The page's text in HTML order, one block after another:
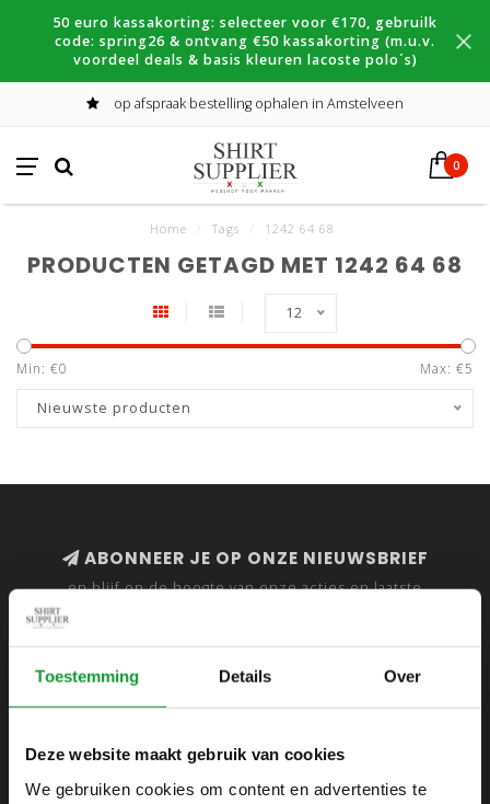
Toestemming Details Over
Deze website maakt gebruik van cookies
We gebruiken cookies om content en advertenties te
50 euro kassakorting: selecteer voor €170, gebruilk
code: spring26 & ontvang €50 kassakorting (m.u.v.
voordeel deals & basis kleuren lacoste polo´s)
op afspraak bestelling ophalen in Amstelveen
0
Home Tags 1242 64 68
PRODUCTEN GETAGD MET 1242 64 68
12
Min: €0 Max: €5
Nieuwste producten
ABONNEER JE OP ONZE NIEUWSBRIEF
en blijf op de hoogte van onze acties en laatste
SHIRTSUPPLIER.NL
Webshop voor mannen